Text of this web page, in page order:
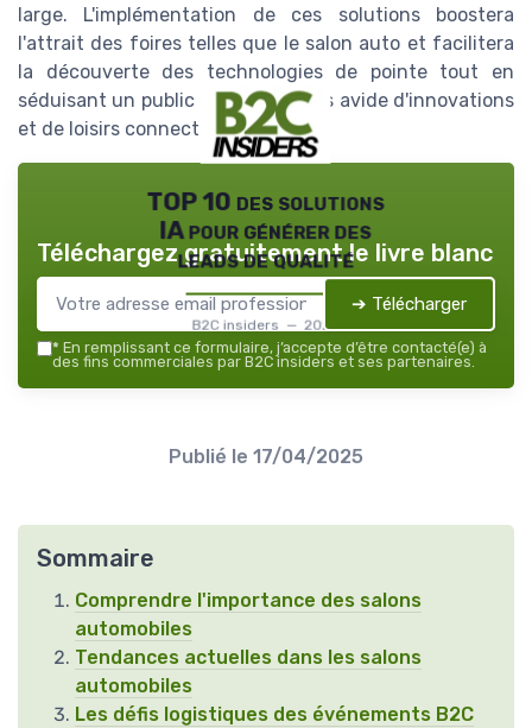
large. L'implémentation de ces solutions boostera
l'attrait des foires telles que le salon auto et facilitera
la découverte des technologies de pointe tout en
séduisant un public de plus en plus avide d'innovations
et de loisirs connectés.
TOP 10 des solutions
IA pour générer des
leads de qualité
B2C insiders — 2026
Téléchargez gratuitement le livre blanc
➔ Télécharger
* En remplissant ce formulaire, j’accepte d’être contacté(e) à
des fins commerciales par B2C insiders et ses partenaires.
Publié le 17/04/2025
Sommaire
Comprendre l'importance des salons
automobiles
Tendances actuelles dans les salons
automobiles
Les défis logistiques des événements B2C